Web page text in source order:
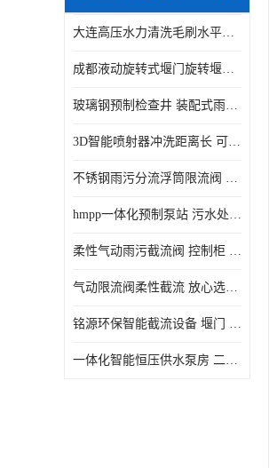
智能一体化供水泵房
智能一体化净水设备
大连高压水力清洗毛刷水平自清洁滚刷 水力自动冲洗系统 水力清洗
成都液动旋转式堰门旋转堰门 自动控制 SUS304
玻璃钢预制检查井 装配式雨水污水井 初期弃流井 源头厂家
3D智能喷射器冲洗距离长 可270度旋转 高强度水压远距离喷洗
不锈钢雨污分流浮筒限流阀 DN150-DN1000 品质可信
hmpp一体化预制泵站 污水处理系统 乡镇学校市政排水 厂家供应
柔性气动雨污截流阀 控制柜 远程控制安全性高检修方便
气动限流阀柔性截流 放心选购 控源截污铭源环保
铭源环保智能截流设备 堰门 铸铁调节闸门作用 源头商家 可定制
一体化智能恒压供水泵房 二次加压供水设备户外智慧泵房